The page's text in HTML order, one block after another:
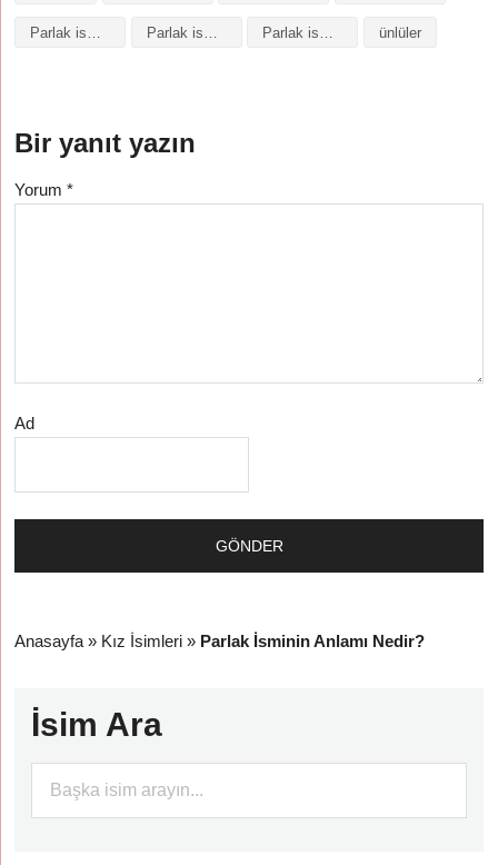
Parlak isminin baş harfleriyle şiir Parlak isminin kökeni Parlak isminin numerolojisi ünlüler
Bir yanıt yazın
Yorum*
Ad
Anasayfa » Kız İsimleri » Parlak İsminin Anlamı Nedir?
İsim Ara